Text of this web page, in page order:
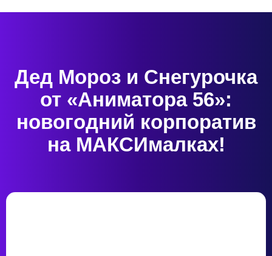
Дед Мороз и Снегурочка
от «Аниматора 56»:
новогодний корпоратив
на МАКСИмалках!